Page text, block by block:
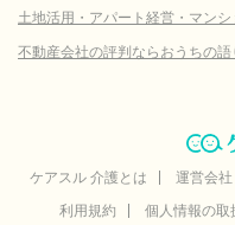
土地活用・アパート経営・マン
不動産会社の評判ならおうちの語
ケアスル 介護とは 運営会社
利用規約
個人情報の取